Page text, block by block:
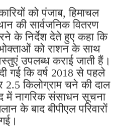
को पंजाब, हिमाचल
की सार्वजनिक वितरण
के निर्देश देते हुए कहा कि
को राशन के साथ
उपलब्ध कराई जाती हैं।
गई कि वर्ष 2018 से पहले
किलोग्राम चने की दाल
में नागरिक संसाधन सूचना
के बाद बीपीएल परिवारों